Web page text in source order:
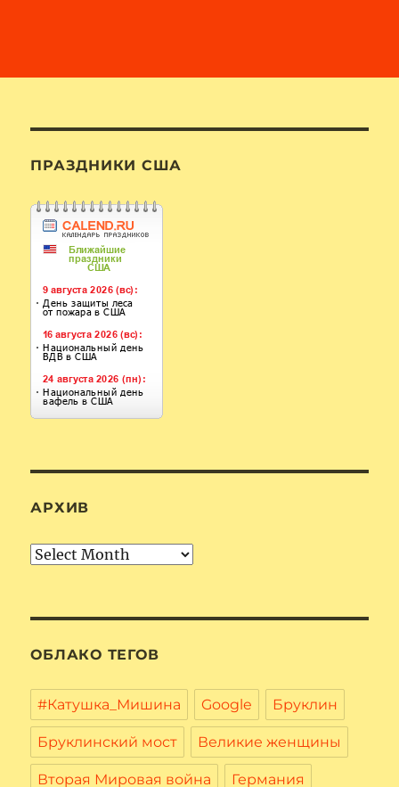
ПРАЗДНИКИ США
АРХИВ
Архив
ОБЛАКО ТЕГОВ
#Катушка_Мишина Google Бруклин
Бруклинский мост Великие женщины
Вторая Мировая война Германия